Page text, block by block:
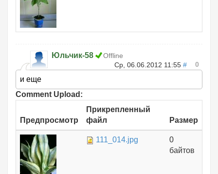
Юльчик-58
Offline
Ср, 06.06.2012 11:55 # 0
и еще
Comment Upload:
Предпросмотр
Прикрепленный
файл
Размер
111_014.jpg
0
байтов